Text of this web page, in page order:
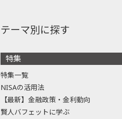
テーマ別に探す
特集
特集一覧
NISAの活用法
【最新】金融政策・金利動向
賢人バフェットに学ぶ